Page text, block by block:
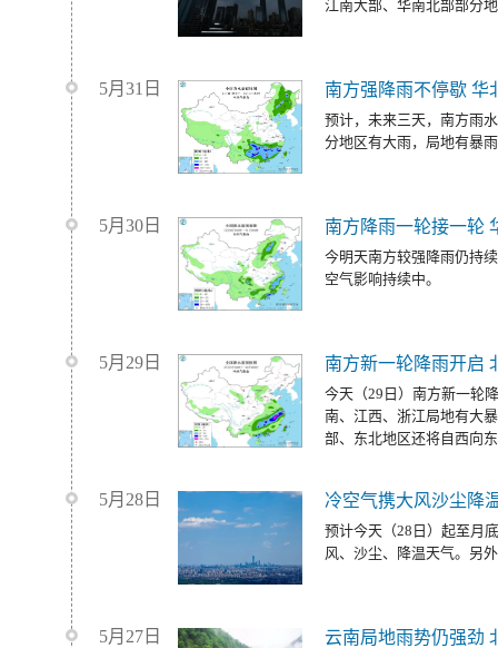
江南大部、华南北部部分
5月31日 南方强降雨不停歇 华
预计，未来三天，南方雨
分地区有大雨，局地有暴
5月30日 南方降雨一轮接一轮
今明天南方较强降雨仍持
空气影响持续中。
5月29日 南方新一轮降雨开启
今天（29日）南方新一轮
南、江西、浙江局地有大
部、东北地区还将自西向
5月28日 冷空气携大风沙尘降
预计今天（28日）起至月
风、沙尘、降温天气。另
5月27日 云南局地雨势仍强劲